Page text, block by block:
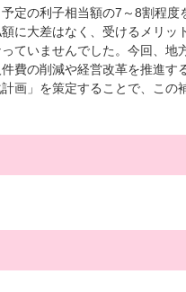
定の利子相当額の7～8割程度
に大差はなく、受けるメリッ
ていませんでした。今回、地
費の削減や経営改革を推進す
画」を策定することで、この